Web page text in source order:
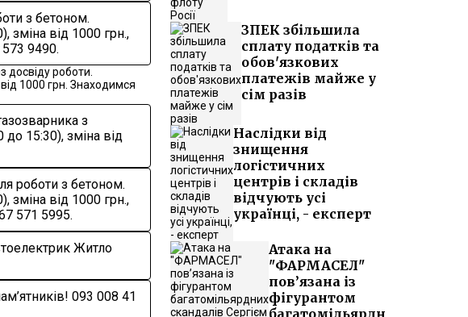
з бетоном.
зміна від 1000 грн.,
9490.
досвіду роботи.
1000 грн. Знаходимся
з
15:30), зміна від
роботи з бетоном.
зміна від 1000 грн.,
571 5995.
Житло
093 008 41
ЗПЕК збільшила
сплату податків та
обов'язкових
платежів майже у
сім разів
Наслідки від
знищення
логістичних
центрів і складів
відчують усі
українці, - експерт
Атака на
"ФАРМАСЕЛ"
пов’язана із
фігурантом
багатомільярдних